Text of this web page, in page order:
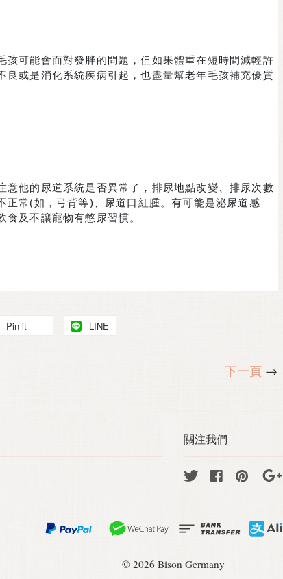
孩可能會面對發胖的問題，但如果體重在短時間減輕許
良或是消化系統疾病引起，也盡量幫老年毛孩補充優質
意他的尿道系統是否異常了，排尿地點改變、排尿次數
正常(如，弓背等)、尿道口紅腫。有可能是泌尿道感
及不讓寵物有憋尿習慣。
Pin it LINE
下一頁→
關注我們
Twitter FacebookPinterest
© 2026 Bison Germany